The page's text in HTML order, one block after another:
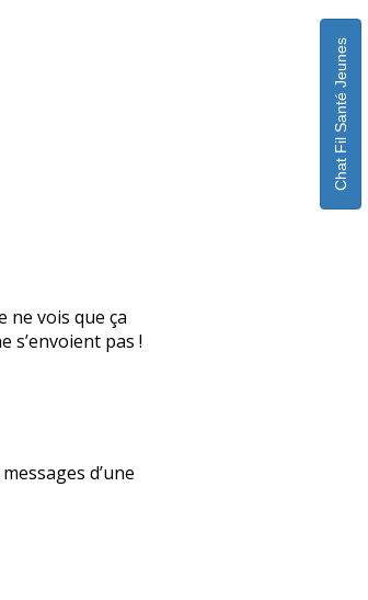
ne vois que ça
s’envoient pas !
d’une
Chat Fil Santé Jeunes